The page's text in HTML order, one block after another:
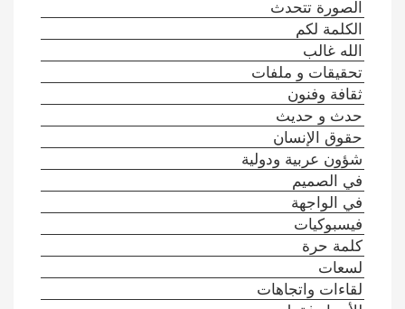
الصورة تتحدث
الكلمة لكم
الله غالب
تحقيقات و ملفات
ثقافة وفنون
حدث و حديث
حقوق الإنسان
شؤون عربية ودولية
في الصميم
في الواجهة
فيسبوكيات
كلمة حرة
لسعات
لقاءات واتجاهات